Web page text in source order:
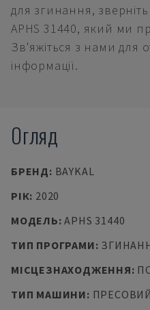
для згинання,
APHS 31440, який ми
Зв'яжіться з нами для
інформації.
Огляд
БРЕНД: BAYKAL
РІК: 2020
МОДЕЛЬ:APHS 31440
ТИП ПРОГРАМИ:
МІСЦЕЗНАХОДЖЕННЯ:
ТИП МАШИНИ: